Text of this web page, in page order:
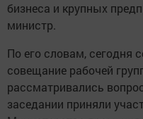
бизнеса и крупных
министр.
По его словам, сегодня
совещание рабочей
рассматривались
заседании приняли